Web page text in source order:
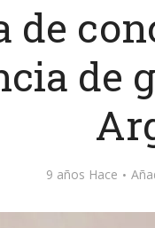
de
de
9 años Hace